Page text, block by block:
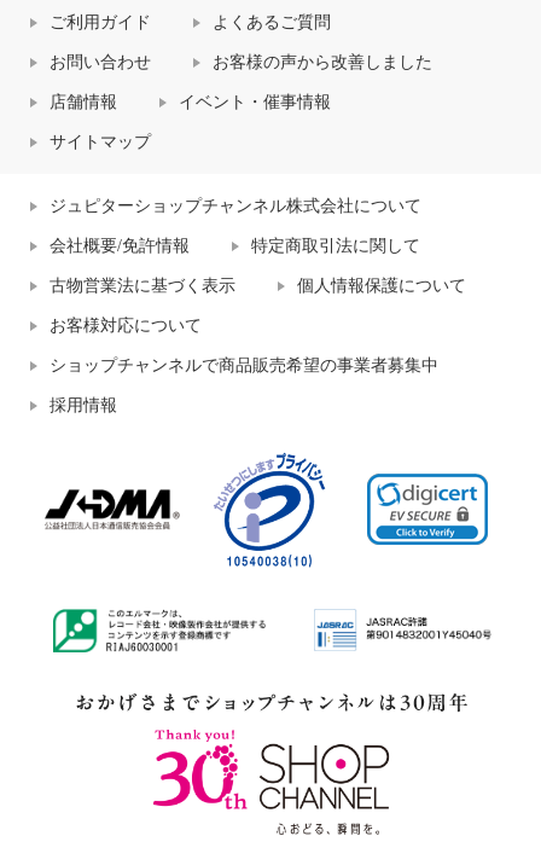
ご利用ガイド よくあるご質問
お問い合わせ お客様の声から改善しました
店舗情報 イベント・催事情報
サイトマップ
ジュピターショップチャンネル株式会社について
会社概要/免許情報 特定商取引法に関して
古物営業法に基づく表示 個人情報保護について
お客様対応について
ショップチャンネルで商品販売希望の事業者募集中
採用情報